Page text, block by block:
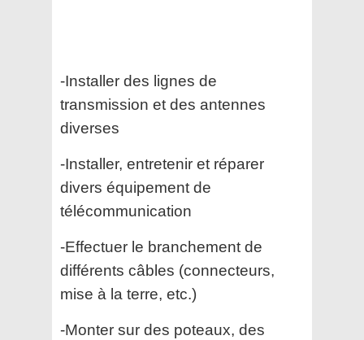
-Installer des lignes de
transmission et des antennes
diverses
-Installer, entretenir et réparer
divers équipement de
télécommunication
-Effectuer le branchement de
différents câbles (connecteurs,
mise à la terre, etc.)
-Monter sur des poteaux, des